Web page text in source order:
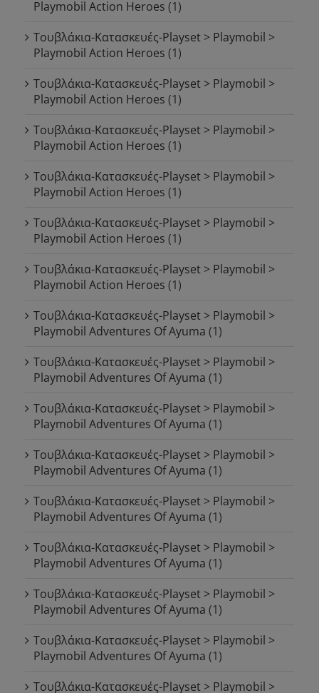
Playmobil Action Heroes (1)
Τουβλάκια-Κατασκευές-Playset > Playmobil >
Playmobil Action Heroes (1)
Τουβλάκια-Κατασκευές-Playset > Playmobil >
Playmobil Action Heroes (1)
Τουβλάκια-Κατασκευές-Playset > Playmobil >
Playmobil Action Heroes (1)
Τουβλάκια-Κατασκευές-Playset > Playmobil >
Playmobil Action Heroes (1)
Τουβλάκια-Κατασκευές-Playset > Playmobil >
Playmobil Action Heroes (1)
Τουβλάκια-Κατασκευές-Playset > Playmobil >
Playmobil Action Heroes (1)
Τουβλάκια-Κατασκευές-Playset > Playmobil >
Playmobil Adventures Of Ayuma (1)
Τουβλάκια-Κατασκευές-Playset > Playmobil >
Playmobil Adventures Of Ayuma (1)
Τουβλάκια-Κατασκευές-Playset > Playmobil >
Playmobil Adventures Of Ayuma (1)
Τουβλάκια-Κατασκευές-Playset > Playmobil >
Playmobil Adventures Of Ayuma (1)
Τουβλάκια-Κατασκευές-Playset > Playmobil >
Playmobil Adventures Of Ayuma (1)
Τουβλάκια-Κατασκευές-Playset > Playmobil >
Playmobil Adventures Of Ayuma (1)
Τουβλάκια-Κατασκευές-Playset > Playmobil >
Playmobil Adventures Of Ayuma (1)
Τουβλάκια-Κατασκευές-Playset > Playmobil >
Playmobil Adventures Of Ayuma (1)
Τουβλάκια-Κατασκευές-Playset > Playmobil >